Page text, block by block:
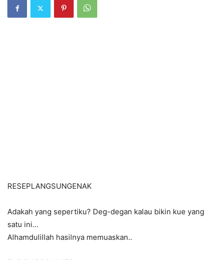
RESEPLANGSUNGENAK
Adakah yang sepertiku? Deg-degan kalau bikin kue yang
satu ini…
Alhamdulillah hasilnya memuaskan..